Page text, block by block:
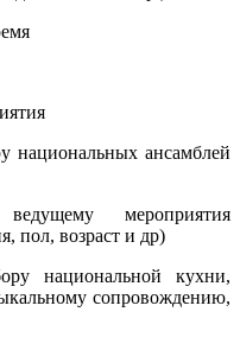
национальных ансамблей
мероприятия
пол, возраст и др)
национальной кухни,
сопровождению,